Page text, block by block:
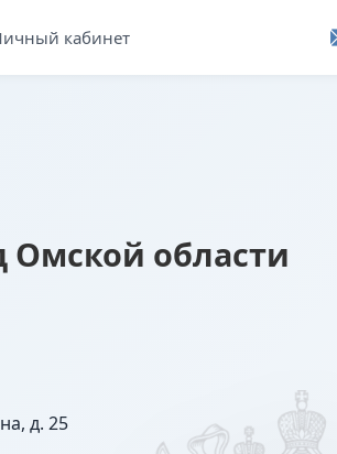
кабинет
Омской области
д. 25